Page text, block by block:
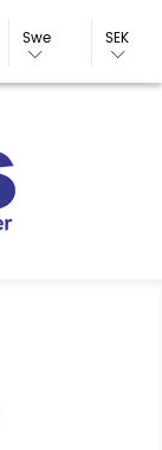
Swe SEK